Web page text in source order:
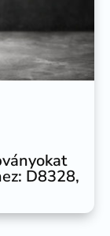
D8328,